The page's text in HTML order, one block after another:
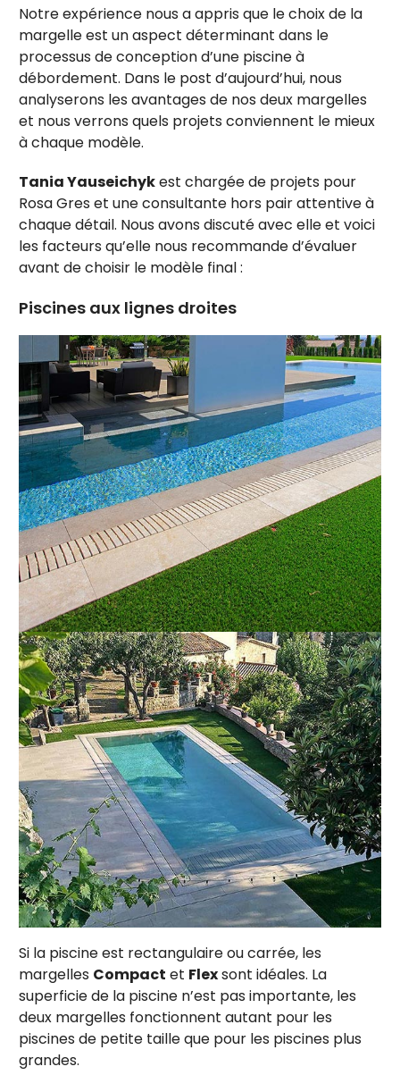
Notre expérience nous a appris que le choix de la
margelle est un aspect déterminant dans le
processus de conception d’une piscine à
débordement. Dans le post d’aujourd’hui, nous
analyserons les avantages de nos deux margelles
et nous verrons quels projets conviennent le mieux
à chaque modèle.
Tania Yauseichykest chargée de projets pour
Rosa Gres et une consultante hors pair attentive à
chaque détail. Nous avons discuté avec elle et voici
les facteurs qu’elle nous recommande d’évaluer
avant de choisir le modèle final :
Piscines aux lignes droites
Si la piscine est rectangulaire ou carrée, les
margelles Compact et Flexsont idéales. La
superficie de la piscine n’est pas importante, les
deux margelles fonctionnent autant pour les
piscines de petite taille que pour les piscines plus
grandes.